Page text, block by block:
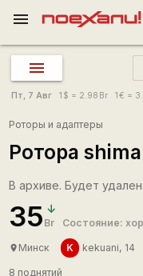
menu
Пт, 7 Авг 1 $ = 2.98 Br 1€ =
Роторы и адаптеры
Ротора
В архиве. Будет
35 Br Состояние:
place Минск K kekuani, 14
8 поднятий